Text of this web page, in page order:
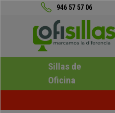
946 57 57 06
Sillas de
Oficina